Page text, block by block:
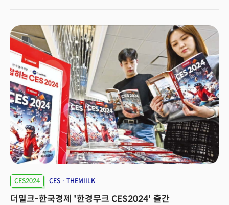
annual CES trade fair.At the inaugural award event, L'Oréal (France),
Withings (France), Midbar (South Korea), Amazon Automotive (U.S.),
Panasonic (Japan), Mandro (South Korea), and Emperor Pantomime
(U.S.) were chosen as the winners.The Miilk picked winners in seven
industrial categories—Living, Health, Food, Mobility, Social,
Environment, and Industrial, avoiding specific product
categorizations like TV and smartphone.The criteria were based on
three main pillars: the purpose of companies or their products for
humanity (purpose), the degree of technological innovation
(innovation), and the potential for commercialization
(commercialization).The panel of judges for the award consisted of
Youngsup Joo, a distinguished professor at Seoul National University
and former chairman of the Korea ICT Convergence Network ), Yong-
duk Lee, CEO of Dream N Future Labs and former NVIDIA Korea head,
Kookmin University, and Jaekwon Son, CEO of The Milk.“There has
been growing calls for new types of awards that truly recognize
innovation and potential” said The Miilk CEO Son, citing questions
CES2024 CES THEMIILK
더밀크-한국경제 '한경무크 CES2024' 출간